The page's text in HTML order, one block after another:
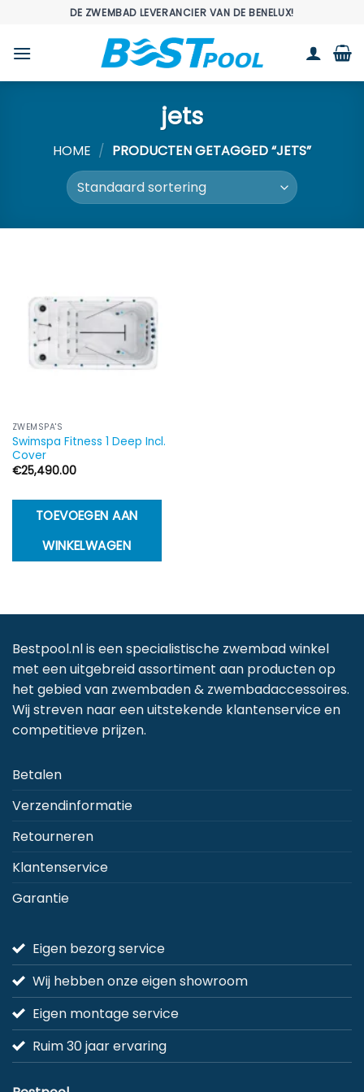
inhoud
DE ZWEMBAD LEVERANCIER VAN DE BENELUX!
jets
HOME / PRODUCTEN GETAGGED “JETS”
ZWEMSPA'S
Swimspa Fitness 1 Deep Incl.
Cover
€25,490.00
TOEVOEGEN AAN
WINKELWAGEN
Bestpool.nl is een specialistische zwembad winkel
met een uitgebreid assortiment aan producten op
het gebied van zwembaden & zwembadaccessoires.
Wij streven naar een uitstekende klantenservice en
competitieve prijzen.
Betalen
Verzendinformatie
Retourneren
Klantenservice
Garantie
Eigen bezorg service
Wij hebben onze eigen showroom
Eigen montage service
Ruim 30 jaar ervaring